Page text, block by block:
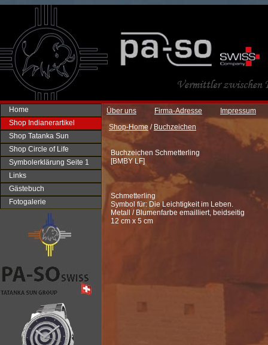
Home
Shop Indianerartikel
Shop Tatanka Sun
Shop Circle of Life
Symbolerklärung Seite 1
Links
Gästebuch
Fotogalerie
Über uns Firma-Adresse
Impressum
Shop-Home / Buchzeichen
Buchzeichen Schmetterling
[BMBY LF]
Schmetterling
Symbol für: Die Leichtigkeit im Leben.
Metall / Blumenfarbe emailliert, beidseitig
12 cm x 5 cm